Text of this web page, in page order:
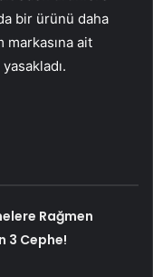
bir ürünü daha
markasına ait
yasakladı.
Rağmen
3 Cephe!